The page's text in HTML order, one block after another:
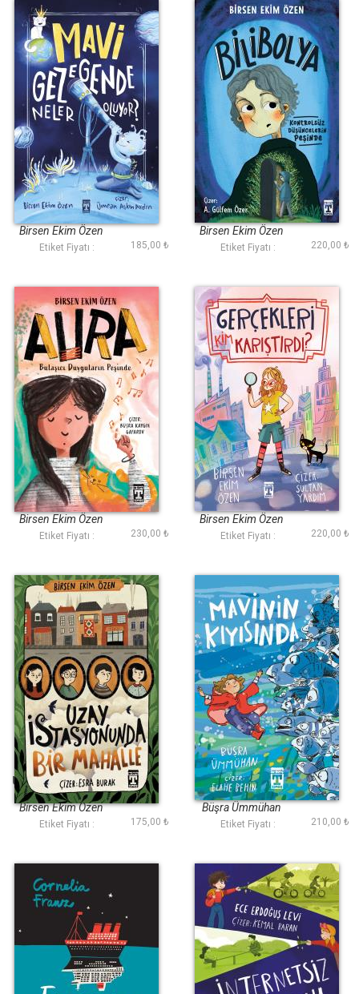
Mavi Gezegende
Neler Oluyor
Birsen Ekim Özen
Etiket Fiyatı : 185,00 ₺
Bilibolya
Birsen Ekim Özen
Etiket Fiyatı : 220,00 ₺
Aura
Birsen Ekim Özen
Etiket Fiyatı : 230,00 ₺
Gerçekleri Kim
Karıştırdı
Birsen Ekim Özen
Etiket Fiyatı : 220,00 ₺
Uzay İstasyonunda
Bir Mahalle
Birsen Ekim Özen
Etiket Fiyatı : 175,00 ₺
Mavinin Kıyısında
Büşra Ümmühan
Etiket Fiyatı : 210,00 ₺